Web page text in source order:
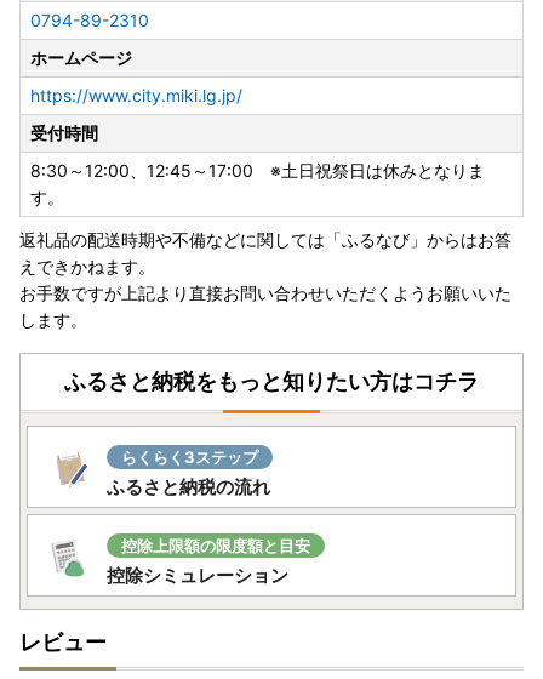
0794-89-2310
ホームページ
https://www.city.miki.lg.jp/
受付時間
8:30～12:00、12:45～17:00 ※土日祝祭日は休みとなりま
す。
返礼品の配送時期や不備などに関しては「ふるなび」からはお答
えできかねます。
お手数ですが上記より直接お問い合わせいただくようお願いいた
します。
ふるさと納税をもっと知りたい方はコチラ
らくらく3ステップ
ふるさと納税の流れ
控除上限額の限度額と目安
控除シミュレーション
レビュー